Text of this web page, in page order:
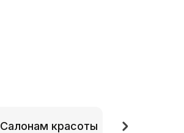
Салонам красоты